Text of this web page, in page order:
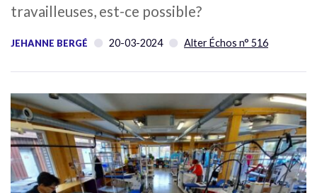
travailleuses, est-ce possible?
JEHANNE BERGÉ 20-03-2024 Alter Échos n° 516